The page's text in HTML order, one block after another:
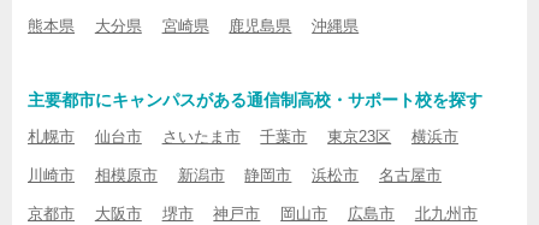
熊本県 大分県 宮崎県 鹿児島県 沖縄県
主要都市にキャンパスがある通信制高校・サポート校を探す
札幌市 仙台市 さいたま市 千葉市 東京23区 横浜市
川崎市 相模原市 新潟市 静岡市 浜松市 名古屋市
京都市 大阪市 堺市 神戸市 岡山市 広島市 北九州市